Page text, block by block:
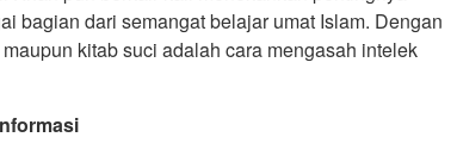
bagian dari semangat belajar umat Islam. Dengan
kitab suci adalah cara mengasah intelek